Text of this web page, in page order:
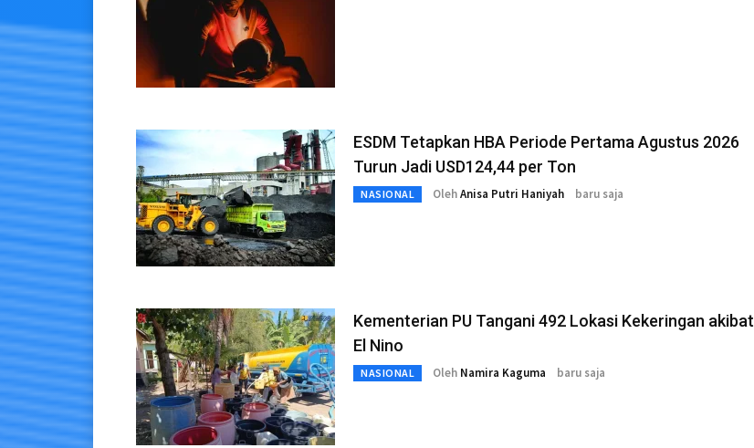
ESDM Tetapkan HBA Periode Pertama Agustus 2026
Turun Jadi USD124,44 per Ton
NASIONAL OlehAnisa Putri Haniyah baru saja
Kementerian PU Tangani 492 Lokasi Kekeringan akibat
El Nino
NASIONAL Oleh Namira Kaguma baru saja